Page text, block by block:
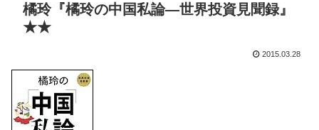
橘玲『橘玲の中国私論—世界投資見聞録』
★★
2015.03.28